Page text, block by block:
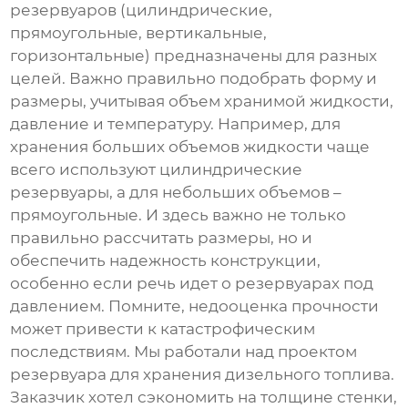
резервуаров (цилиндрические,
прямоугольные, вертикальные,
горизонтальные) предназначены для разных
целей. Важно правильно подобрать форму и
размеры, учитывая объем хранимой жидкости,
давление и температуру. Например, для
хранения больших объемов жидкости чаще
всего используют цилиндрические
резервуары, а для небольших объемов –
прямоугольные. И здесь важно не только
правильно рассчитать размеры, но и
обеспечить надежность конструкции,
особенно если речь идет о резервуарах под
давлением. Помните, недооценка прочности
может привести к катастрофическим
последствиям. Мы работали над проектом
резервуара для хранения дизельного топлива.
Заказчик хотел сэкономить на толщине стенки,